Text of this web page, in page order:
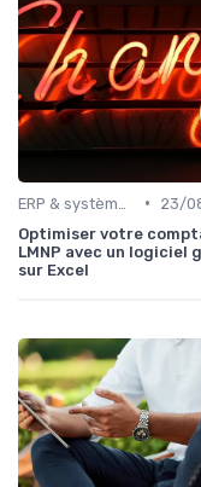
•
23/
Optimiser votre
LMNP avec un logiciel
sur Excel